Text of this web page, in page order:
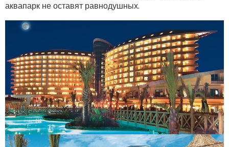
аквапарк не оставят равнодушных.